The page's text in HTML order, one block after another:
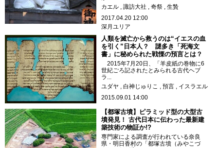
カエル
諏訪大社 奇祭
生贄
2017.04.20 12:00
深月ユリア
人類を滅亡から救うのは“イエスの血
を引く”日本人？ 謎多き「死海文
書」に秘められた戦慄の預言とは？
2015年7月20日、「羊皮紙の巻物に6
世紀ごろ記されたとみられる古代ヘブ
ラ...
ユダヤ
白神じゅりこ 預言
イスラエル
2015.09.01 14:00
【都塚古墳】ピラミッド型の大型古
墳発見！ 古代日本に伝わった最新建
築技術の物証か!?
専門家による調査が行われている奈良
県・明日香村の「都塚古墳（みやこづ